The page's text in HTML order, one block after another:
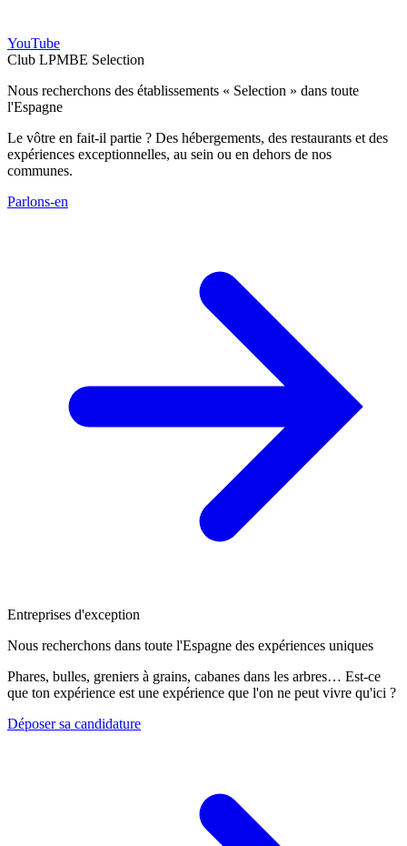
YouTube
Club LPMBE Selection
Nous recherchons des établissements « Selection » dans toute
l'Espagne
Le vôtre en fait-il partie ? Des hébergements, des restaurants et des
expériences exceptionnelles, au sein ou en dehors de nos
communes.
Parlons-en
Entreprises d'exception
Nous recherchons dans toute l'Espagne des expériences uniques
Phares, bulles, greniers à grains, cabanes dans les arbres… Est-ce
que ton expérience est une expérience que l'on ne peut vivre qu'ici ?
Déposer sa candidature